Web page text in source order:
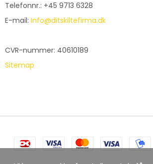
Telefonnr.: +45 9713 6328
E-mail: Info@ditskiltefirma.dk
CVR-nummer: 40610189
Sitemap